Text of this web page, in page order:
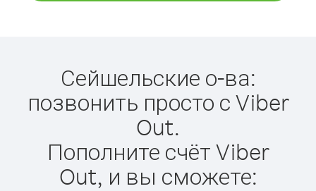
Сейшельские о-ва:
позвонить просто с Viber
Out.
Пополните счёт Viber
Out, и вы сможете: